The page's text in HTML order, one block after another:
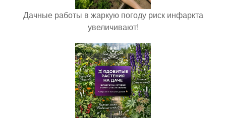
Дачные работы в жаркую погоду риск инфаркта
увеличивают!